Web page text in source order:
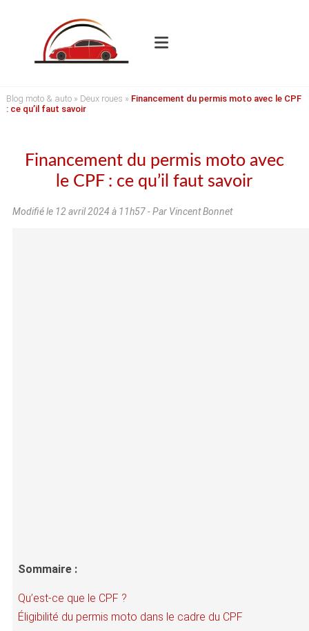
Blog moto & auto» Deux roues » Financement du permis moto avec le CPF
: ce qu’il faut savoir
Financement du permis moto avec
le CPF : ce qu’il faut savoir
Modifié le 12 avril 2024 à 11h57- Par Vincent Bonnet
Sommaire :
Qu’est-ce que le CPF ?
Éligibilité du permis moto dans le cadre du CPF